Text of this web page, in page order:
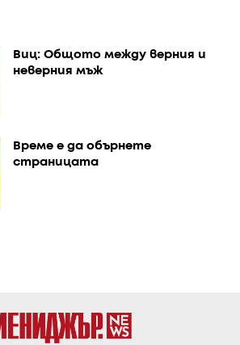
Виц: Общото между верния и
неверния мъж
Време е да обърнете
страницата